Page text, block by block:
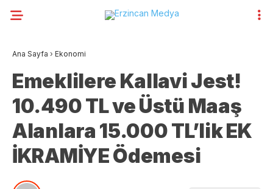
Ana Sayfa › Ekonomi
Emeklilere Kallavi Jest!
10.490 TL ve Üstü Maaş
Alanlara 15.000 TL’lik EK
İKRAMİYE Ödemesi